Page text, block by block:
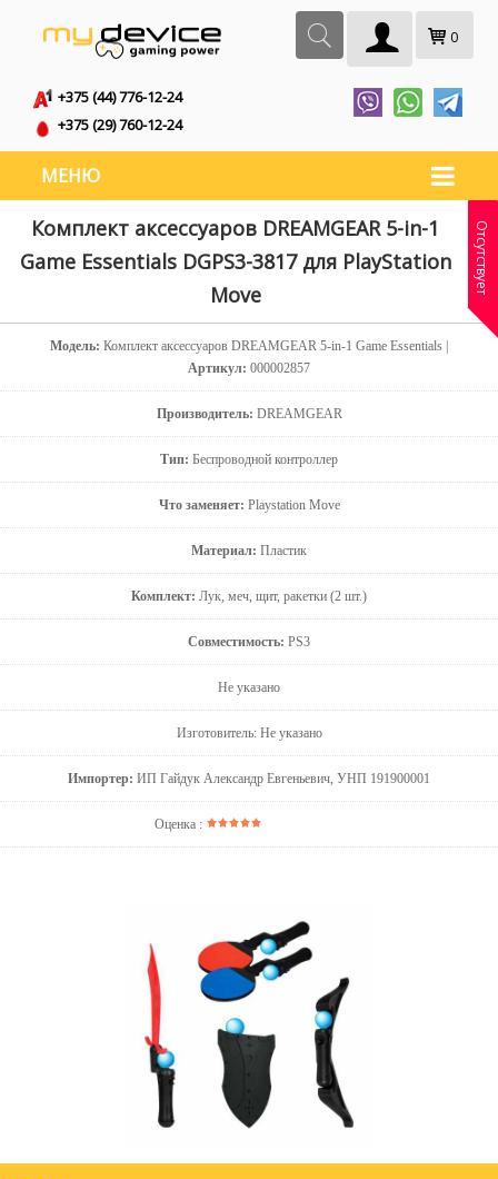
0
+375 (44) 776-12-24
+375 (29) 760-12-24
МЕНЮ
Комплект аксессуаров DREAMGEAR 5-in-1
Game Essentials DGPS3-3817 для PlayStation
Move
Модель: Комплект аксессуаров DREAMGEAR 5-in-1 Game Essentials |
Артикул: 000002857
Производитель: DREAMGEAR
Тип: Беспроводной контроллер
Что заменяет: Playstation Move
Материал: Пластик
Комплект: Лук, меч, щит, ракетки (2 шт.)
Совместимость: PS3
Не указано
Изготовитель: Не указано
Импортер: ИП Гайдук Александр Евгеньевич, УНП 191900001
Оценка :
Отсутствует